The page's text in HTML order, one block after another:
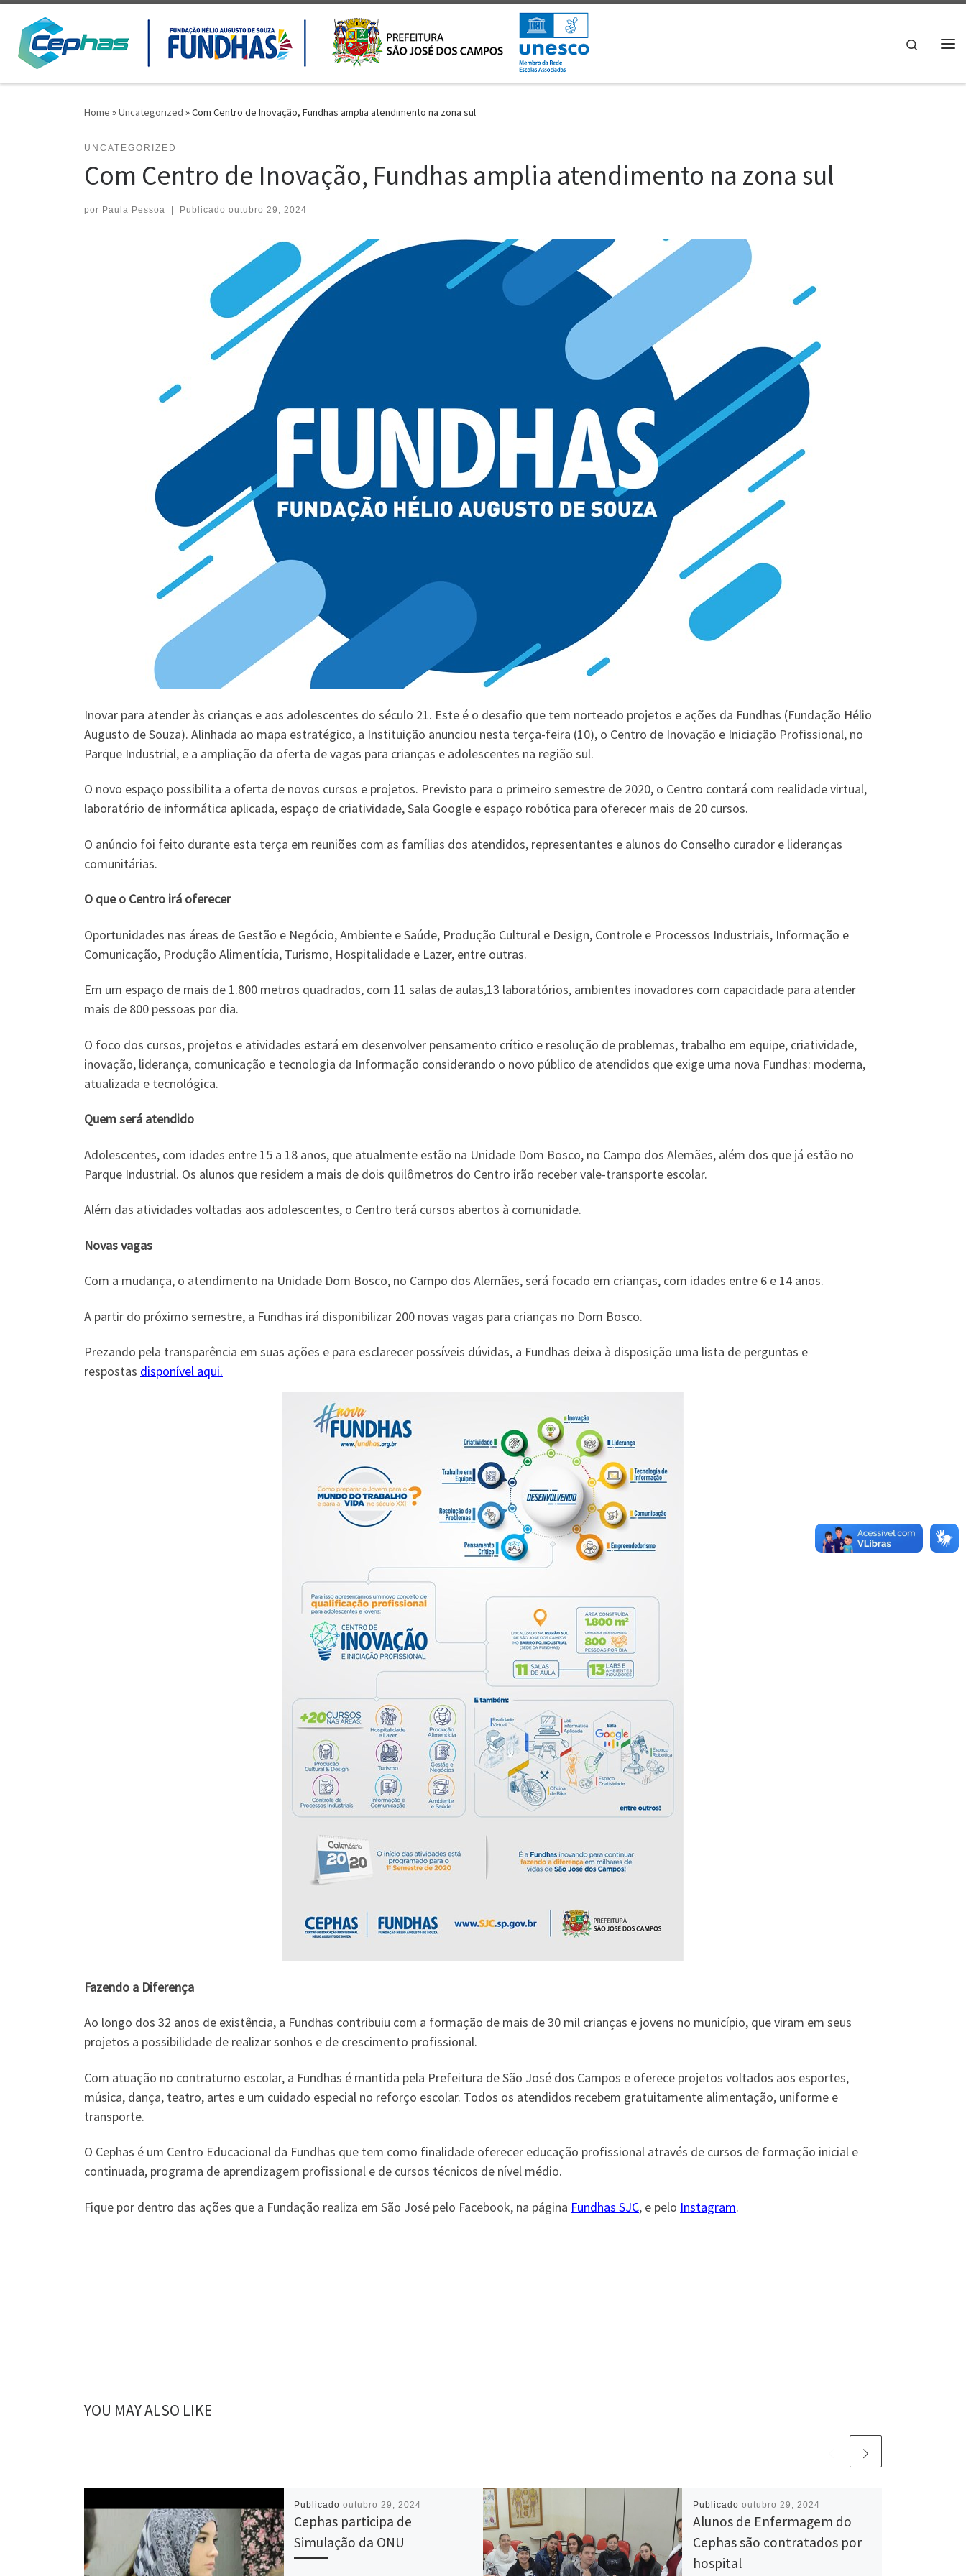
Skip to content
Search
Home »Uncategorized »Com Centro de Inovação, Fundhas amplia atendimento na zona sul
UNCATEGORIZED
Com Centro de Inovação, Fundhas amplia atendimento na zona sul
por Paula Pessoa Publicado outubro 29, 2024
Inovar para atender às crianças e aos adolescentes do século 21. Este é o desafio que tem norteado projetos e ações da Fundhas (Fundação Hélio
Augusto de Souza). Alinhada ao mapa estratégico, a Instituição anunciou nesta terça-feira (10), o Centro de Inovação e Iniciação Profissional, no
Parque Industrial, e a ampliação da oferta de vagas para crianças e adolescentes na região sul.
O novo espaço possibilita a oferta de novos cursos e projetos. Previsto para o primeiro semestre de 2020, o Centro contará com realidade virtual,
laboratório de informática aplicada, espaço de criatividade, Sala Google e espaço robótica para oferecer mais de 20 cursos.
O anúncio foi feito durante esta terça em reuniões com as famílias dos atendidos, representantes e alunos do Conselho curador e lideranças
comunitárias.
O que o Centro irá oferecer
Oportunidades nas áreas de Gestão e Negócio, Ambiente e Saúde, Produção Cultural e Design, Controle e Processos Industriais, Informação e
Comunicação, Produção Alimentícia, Turismo, Hospitalidade e Lazer, entre outras.
Em um espaço de mais de 1.800 metros quadrados, com 11 salas de aulas,13 laboratórios, ambientes inovadores com capacidade para atender
mais de 800 pessoas por dia.
O foco dos cursos, projetos e atividades estará em desenvolver pensamento crítico e resolução de problemas, trabalho em equipe, criatividade,
inovação, liderança, comunicação e tecnologia da Informação considerando o novo público de atendidos que exige uma nova Fundhas: moderna,
atualizada e tecnológica.
Quem será atendido
Adolescentes, com idades entre 15 a 18 anos, que atualmente estão na Unidade Dom Bosco, no Campo dos Alemães, além dos que já estão no
Parque Industrial. Os alunos que residem a mais de dois quilômetros do Centro irão receber vale-transporte escolar.
Além das atividades voltadas aos adolescentes, o Centro terá cursos abertos à comunidade.
Novas vagas
Com a mudança, o atendimento na Unidade Dom Bosco, no Campo dos Alemães, será focado em crianças, com idades entre 6 e 14 anos.
A partir do próximo semestre, a Fundhas irá disponibilizar 200 novas vagas para crianças no Dom Bosco.
Prezando pela transparência em suas ações e para esclarecer possíveis dúvidas, a Fundhas deixa à disposição uma lista de perguntas e
respostas disponível aqui.
Fazendo a Diferença
Ao longo dos 32 anos de existência, a Fundhas contribuiu com a formação de mais de 30 mil crianças e jovens no município, que viram em seus
projetos a possibilidade de realizar sonhos e de crescimento profissional.
Com atuação no contraturno escolar, a Fundhas é mantida pela Prefeitura de São José dos Campos e oferece projetos voltados aos esportes,
música, dança, teatro, artes e um cuidado especial no reforço escolar. Todos os atendidos recebem gratuitamente alimentação, uniforme e
transporte.
O Cephas é um Centro Educacional da Fundhas que tem como finalidade oferecer educação profissional através de cursos de formação inicial e
continuada, programa de aprendizagem profissional e de cursos técnicos de nível médio.
Fique por dentro das ações que a Fundação realiza em São José pelo Facebook, na página Fundhas SJC, e pelo Instagram.
YOU MAY ALSO LIKE
Publicado outubro 29, 2024
Cephas participa de
Simulação da ONU
Publicado outubro 29, 2024
Alunos de Enfermagem do
Cephas são contratados por
hospital